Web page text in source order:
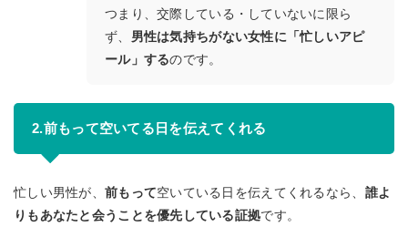
つまり、交際している・していないに限ら
ず、 男性は気持ちがない女性に「忙しいアピ
ール」するのです。
2.前もって空いてる日を伝えてくれる
忙しい男性が、 前もって空いている日を伝えてくれるなら、 誰よ
りもあなたと会うことを優先している証拠です。